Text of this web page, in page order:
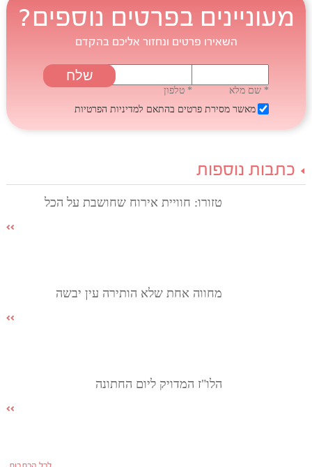
מעוניינים בפרטים נוספים?
השאירו פרטים ונחזור אליכם בהקדם
* שם מלא
* טלפון
מאשר מסירת פרטים בהתאם למדיניות הפרטיות
כתבות נוספות
טזורו: חוויית אירוח שחושבת על הכל
מחווה אחת שלא הותירה עין יבשה
הלו"ז המדויק ליום החתונה